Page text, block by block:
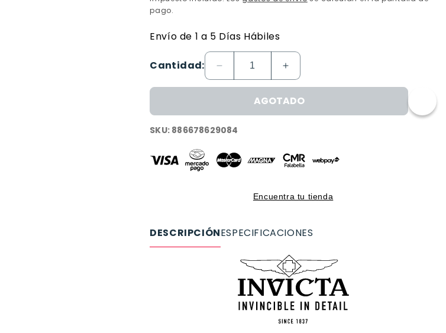
pago.
Envío de 1 a 5 Días Hábiles
Cantidad:
Reducir
cantidad
Specialty
Aumentar
cantidad
para
Reloj
AGOTADO
SKU: 886678629084
Encuentra tu tienda
DESCRIPCIÓNESPECIFICACIONES